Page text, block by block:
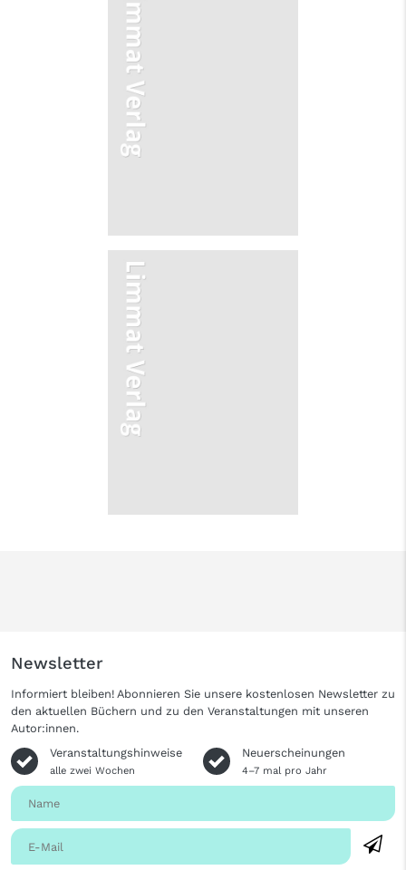
Newsletter
Informiert bleiben! Abonnieren Sie unsere kostenlosen Newsletter zu
den aktuellen Büchern und zu den Veranstaltungen mit unseren
Autor:innen.
Veranstaltungshinweise
alle zwei Wochen
Neuerscheinungen
4–7 mal pro Jahr